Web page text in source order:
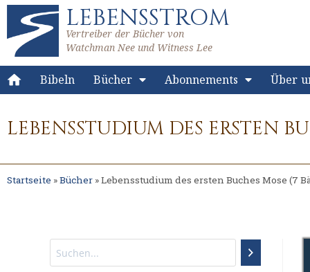
LEBENSSTROM
Vertreiber der Bücher von
Watchman Nee und Witness Lee
Bibeln Bücher Abonnements Über
LEBENSSTUDIUM DES ERSTEN
Startseite »Bücher »Lebensstudium des ersten Buches Mose (7